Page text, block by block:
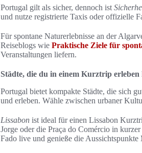
Portugal gilt als sicher, dennoch ist
und nutze registrierte Taxis oder offizielle
Für spontane Naturerlebnisse an der
Reiseblogs wie Praktische Ziele für
Veranstaltungen liefern.
Städte, die du in einem Kurztrip erleben
Portugal bietet kompakte Städte, die sich
und erleben. Wähle zwischen urbaner
Lissabon ist ideal für einen Lissabon
Jorge oder die Praça do Comércio in
Fado live und genieße die